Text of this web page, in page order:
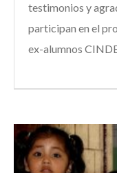
testimonios y
participan en el
ex-alumnos